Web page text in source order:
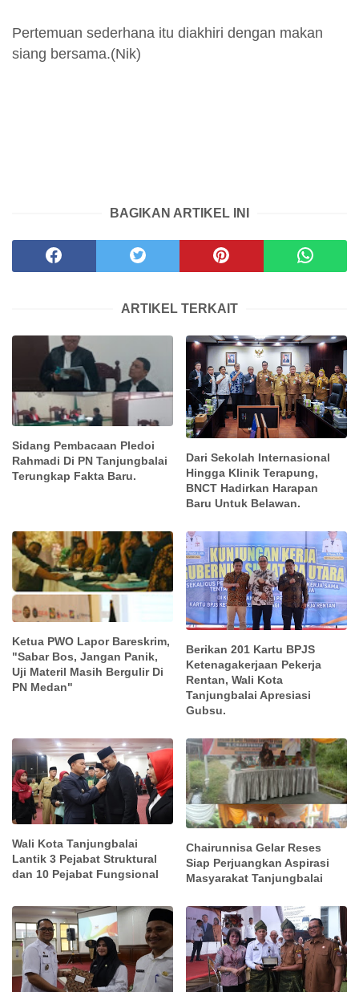
Pertemuan sederhana itu diakhiri dengan makan
siang bersama.(Nik)
BAGIKAN ARTIKEL INI
ARTIKEL TERKAIT
Sidang Pembacaan Pledoi
Rahmadi Di PN Tanjungbalai
Terungkap Fakta Baru.
Dari Sekolah Internasional
Hingga Klinik Terapung,
BNCT Hadirkan Harapan
Baru Untuk Belawan.
Ketua PWO Lapor Bareskrim,
"Sabar Bos, Jangan Panik,
Uji Materil Masih Bergulir Di
PN Medan"
Berikan 201 Kartu BPJS
Ketenagakerjaan Pekerja
Rentan, Wali Kota
Tanjungbalai Apresiasi
Gubsu.
Wali Kota Tanjungbalai
Lantik 3 Pejabat Struktural
dan 10 Pejabat Fungsional
Chairunnisa Gelar Reses
Siap Perjuangkan Aspirasi
Masyarakat Tanjungbalai